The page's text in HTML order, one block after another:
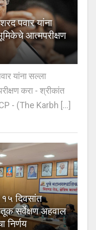
पवार यांना
आत्मपरीक्षण
यांना सल्ला
करा - श्रीकांत
- (The Karbh [...]
दिवसांत
सर्वेक्षण अहवाल
निर्णय